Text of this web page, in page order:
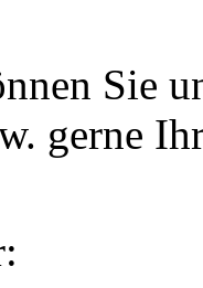
Sie
gerne